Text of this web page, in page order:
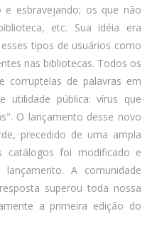
esbravejando; os que não
etc. Sua idéia era
tipos de usuários como
nas bibliotecas. Todos os
corruptelas de palavras em
utilidade pública: vírus que
O lançamento desse novo
precedido de uma ampla
catálogos foi modificado e
A comunidade
superou toda nossa
a primeira edição do